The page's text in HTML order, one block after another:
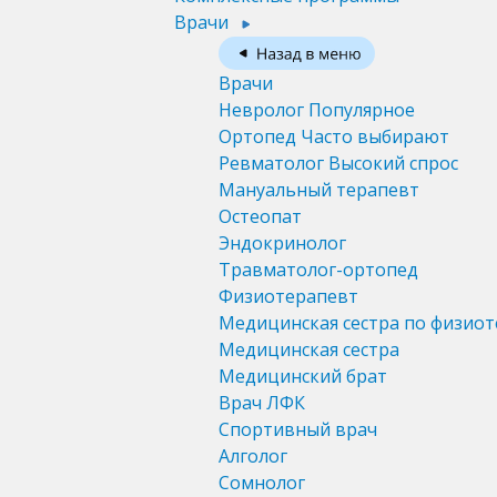
Врачи
Врачи
Невролог Популярное
Ортопед Часто выбирают
Ревматолог Высокий спрос
Мануальный терапевт
Остеопат
Эндокринолог
Травматолог-ортопед
Физиотерапевт
Медицинская сестра по
Медицинская сестра
Медицинский брат
Врач ЛФК
Спортивный врач
Алголог
Сомнолог